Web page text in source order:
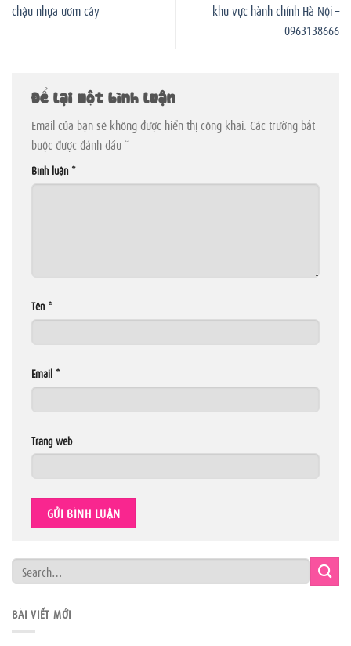
chậu nhựa ươm cây
khu vực hành chính Hà Nội –
0963138666
Để lại một bình luận
Email của bạn sẽ không được hiển thị công khai. Các trường bắt
buộc được đánh dấu *
Bình luận *
Tên *
Email *
Trang web
BÀI VIẾT MỚI